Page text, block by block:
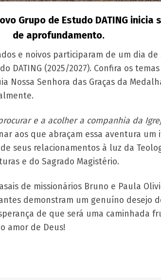
Grupo de Estudo DATING
de aprofundamento.
e noivos participaram de um dia
DATING (2025/2027). Confira os
Nossa Senhora das Graças da
e a acolher a companhia da
aos que abraçam essa aventura
seus relacionamentos à luz da
e do Sagrado Magistério.
de missionários Bruno e Paula
demonstram um genuíno desejo
de que será uma caminhada
amor de Deus!